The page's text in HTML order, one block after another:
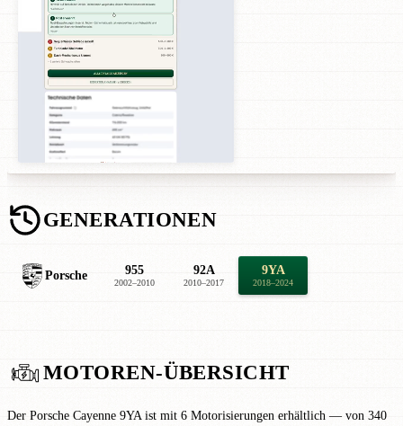
GENERATIONEN
Porsche 955
2002–2010
92A
2010–2017
9YA
2018–2024
MOTOREN-ÜBERSICHT
Der Porsche Cayenne 9YA ist mit 6 Motorisierungen erhältlich — von 340